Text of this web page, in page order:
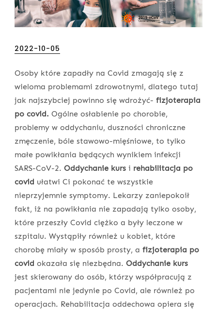
Posted
2022-10-05
Osoby które zapadły na Covid zmagają się z
wieloma problemami zdrowotnymi, dlatego tutaj
jak najszybciej powinno się wdrożyć- fizjoterapia
po covid. Ogólne osłabienie po chorobie,
problemy w oddychaniu, duszności chroniczne
zmęczenie, bóle stawowo-mięśniowe, to tylko
małe powikłania będących wynikiem infekcji
SARS-CoV-2. Oddychanie kurs i rehabilitacja po
covid ułatwi Ci pokonać te wszystkie
nieprzyjemnie symptomy. Lekarzy zaniepokoił
fakt, iż na powikłania nie zapadają tylko osoby,
które przeszły Covid ciężko a były leczone w
szpitalu. Wystąpiły również u kobiet, które
chorobę miały w sposób prosty, a fizjoterapia po
covid okazała się niezbędna. Oddychanie kurs
jest skierowany do osób, którzy współpracują z
pacjentami nie jedynie po Covid, ale również po
operacjach. Rehabilitacja oddechowa opiera się